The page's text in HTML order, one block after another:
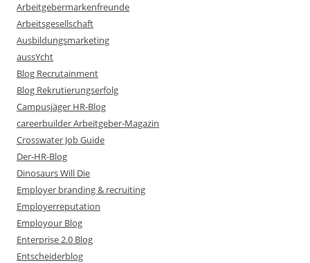
Arbeitgebermarkenfreunde
Arbeitsgesellschaft
Ausbildungsmarketing
aussYcht
Blog Recrutainment
Blog Rekrutierungserfolg
Campusjäger HR-Blog
careerbuilder Arbeitgeber-Magazin
Crosswater Job Guide
Der-HR-Blog
Dinosaurs Will Die
Employer branding & recruiting
Employerreputation
Employour Blog
Enterprise 2.0 Blog
Entscheiderblog